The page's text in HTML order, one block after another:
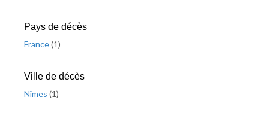
Pays de décès
France(1)
Ville de décès
Nîmes (1)